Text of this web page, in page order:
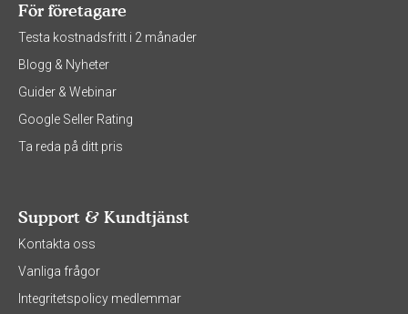
För företagare
Testa kostnadsfritt i 2 månader
Blogg & Nyheter
Guider & Webinar
Google Seller Rating
Ta reda på ditt pris
Support & Kundtjänst
Kontakta oss
Vanliga frågor
Integritetspolicy medlemmar